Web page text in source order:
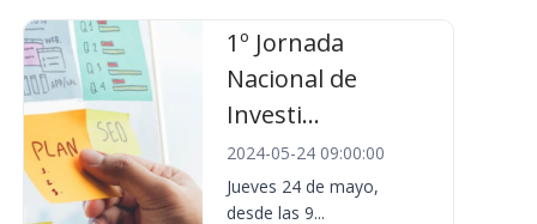
1º Jornada
Nacional de
Investi...
2024-05-24 09:00:00
Jueves 24 de mayo,
desde las 9...